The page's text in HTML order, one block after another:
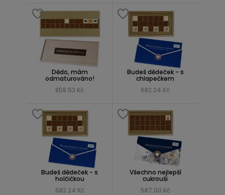
Dědo, mám
odmaturováno!
858.53 Kč
Budeš dědeček - s
chlapečkem
682.24 Kč
Budeš dědeček - s
holčičkou
682.24 Kč
Všechno nejlepší
cukrouši
587.00 Kč